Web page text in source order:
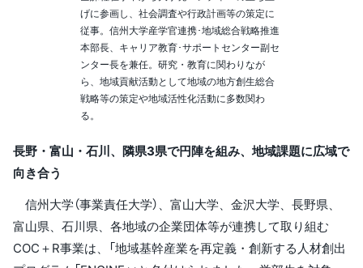
げに参画し、社会調査や行政計画等の策定に
従事。信州大学産学官連携･地域総合戦略推進
本部長、キャリア教育･サポートセンター副セ
ンター長を兼任。研究・教育に関わりなが
ら、地域貢献活動として地域の地方創生総合
戦略等の策定や地域活性化活動に多数関わ
る。
長野・富山・石川、隣県3県で円陣を組み、地域課題に広域で
向き合う
信州大学（事業責任大学）、富山大学、金沢大学、長野県、
富山県、石川県、各地域の企業団体等が連携して取り組む
COC＋R事業は、「地域基幹産業を再定義・創新する人材創出